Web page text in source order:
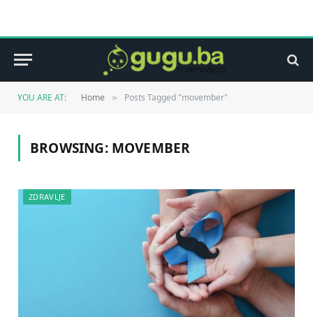
YOU ARE AT: Home » Posts Tagged "movember"
BROWSING: MOVEMBER
ZDRAVLJE